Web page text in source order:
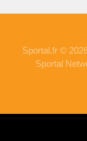
Sportal.fr ©
Sportal